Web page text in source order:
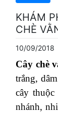
KHÁM
CHÈ
10/09/2018
Cây chè
trắng,
cây
nhánh,